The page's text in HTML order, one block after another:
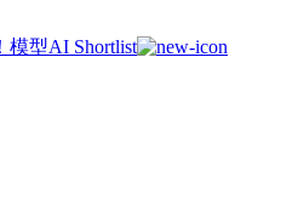
模型AI Shortlist